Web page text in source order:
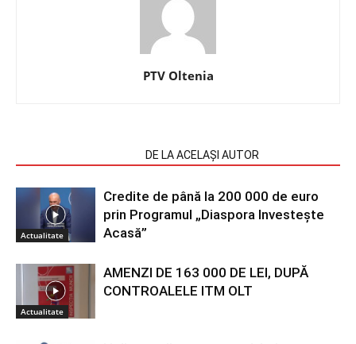
PTV Oltenia
DE LA ACELAȘI AUTOR
Actualitate
Credite de până la 200 000 de euro
prin Programul „Diaspora Investește
Acasă”
Actualitate
AMENZI DE 163 000 DE LEI, DUPĂ
CONTROALELE ITM OLT